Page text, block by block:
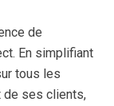
de
En simplifiant
tous les
de ses clients,